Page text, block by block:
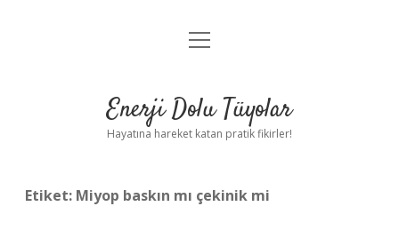
Anasayfa
Yasal Uyarı
menüyü
Enerji Dolu Tüyolar
Hayatına hareket katan pratik fikirler!
Etiket: Miyop baskın mı çekinik mi